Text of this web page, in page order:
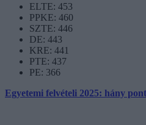
ELTE: 453
PPKE: 460
SZTE: 446
DE: 443
KRE: 441
PTE: 437
PE: 366
Egyetemi felvételi 2025: hány